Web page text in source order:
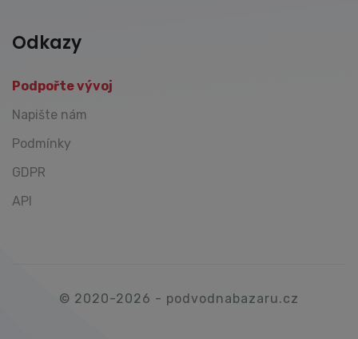
Odkazy
Podpořte vývoj
Napište nám
Podmínky
GDPR
API
© 2020-2026 - podvodnabazaru.cz